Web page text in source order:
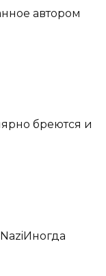
автором
бреются и